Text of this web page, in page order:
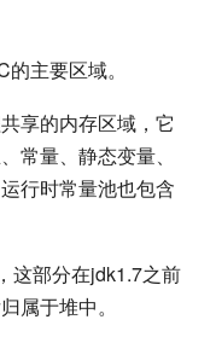
主要区域。
享的内存区域，它
常量、静态变量、
行时常量池也包含
这部分在jdk1.7之前
属于堆中。